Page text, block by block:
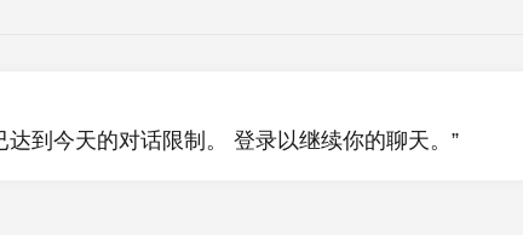
达到今天的对话限制。 登录以继续你的聊天。”